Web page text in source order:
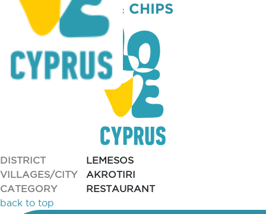
GEORGES FISH & CHIPS
DISTRICT
LEMESOS
VILLAGES/CITY
AKROTIRI
CATEGORY
RESTAURANT
back to top